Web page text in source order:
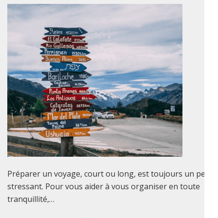
Préparer un voyage, court ou long, est toujours un peu
stressant. Pour vous aider à vous organiser en toute
tranquillité,…